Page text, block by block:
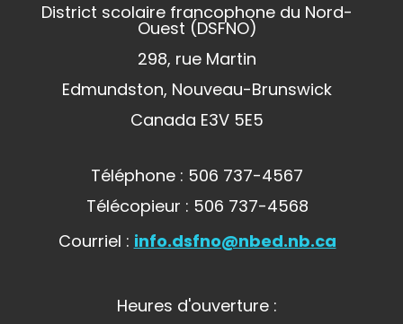
District scolaire francophone du Nord-
Ouest (DSFNO)
298, rue Martin
Edmundston, Nouveau-Brunswick
Canada E3V 5E5
Téléphone : 506 737-4567
Télécopieur : 506 737-4568
Courriel : info.dsfno@nbed.nb.ca
Heures d'ouverture :